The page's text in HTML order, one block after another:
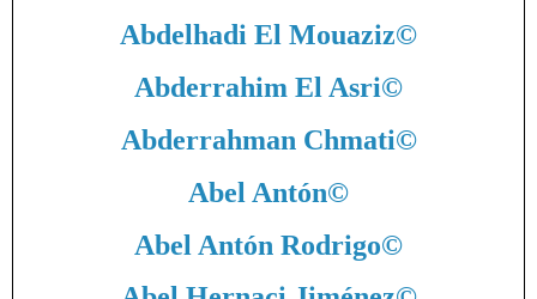
Abdelhadi El Mouaziz©
Abderrahim El Asri©
Abderrahman Chmati©
Abel Antón©
Abel Antón Rodrigo©